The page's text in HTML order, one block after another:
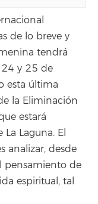
de lo breve y
tendrá
24 y 25 de
esta última
la Eliminación
estará
Laguna. El
analizar, desde
pensamiento de
espiritual, tal